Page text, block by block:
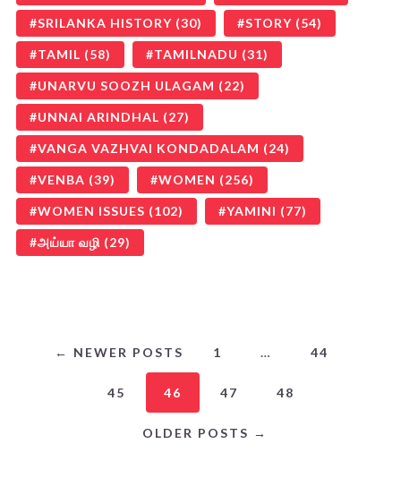
SRILANKA HISTORY (30) STORY (54)
TAMIL (58) TAMILNADU (31)
UNARVU SOOZH ULAGAM (22)
UNNAI ARINDHAL (27)
VANGA VAZHVAI KONDADALAM (24)
VENBA (39) WOMEN (256)
WOMEN ISSUES (102) YAMINI (77)
அய்யா வழி (29)
← NEWER POSTS 1 … 44
45 46 47 48
OLDER POSTS →